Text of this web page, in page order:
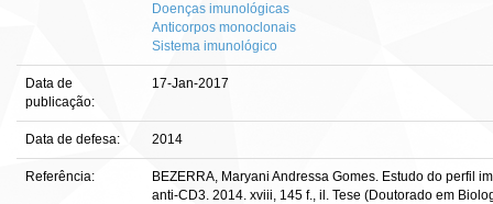
Doenças imunológicas
Anticorpos monoclonais
Sistema imunológico
Data de
publicação:
17-Jan-2017
Data de defesa: 2014
Referência:
BEZERRA, Maryani Andressa Gomes. Estudo do perfil
anti-CD3. 2014. xviii, 145 f., il. Tese (Doutorado em